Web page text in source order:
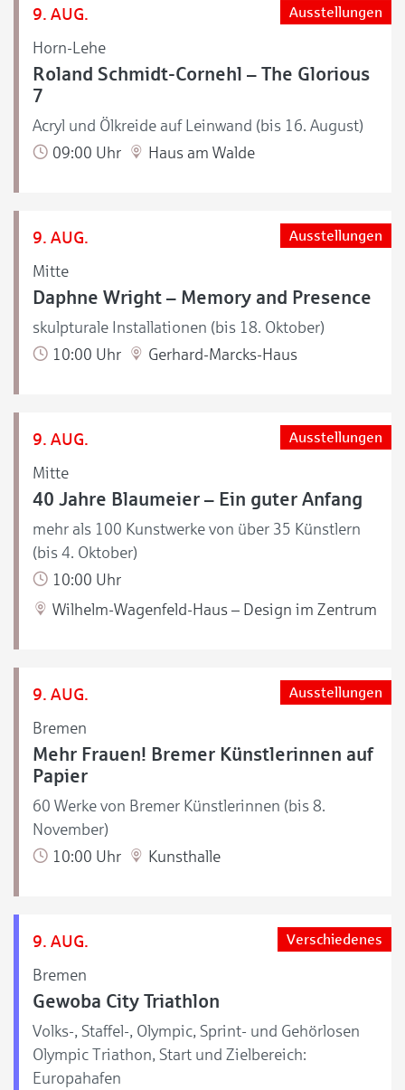
9. AUG.
Horn-Lehe
Ausstellungen
Roland Schmidt-Cornehl – The Glorious
7
Acryl und Ölkreide auf Leinwand (bis 16. August)
09:00 Uhr
Haus am Walde
9. AUG.
Mitte
Ausstellungen
Daphne Wright – Memory and Presence
skulpturale Installationen (bis 18. Oktober)
10:00 Uhr
Gerhard-Marcks-Haus
9. AUG.
Mitte
Ausstellungen
40 Jahre Blaumeier – Ein guter Anfang
mehr als 100 Kunstwerke von über 35 Künstlern
(bis 4. Oktober)
10:00 Uhr
Wilhelm-Wagenfeld-Haus – Design im Zentrum
9. AUG.
Bremen
Ausstellungen
Mehr Frauen! Bremer Künstlerinnen auf
Papier
60 Werke von Bremer Künstlerinnen (bis 8.
November)
10:00 Uhr
Kunsthalle
9. AUG.
Bremen
Verschiedenes
Gewoba City Triathlon
Volks-, Staffel-, Olympic, Sprint- und Gehörlosen
Olympic Triathon, Start und Zielbereich:
Europahafen